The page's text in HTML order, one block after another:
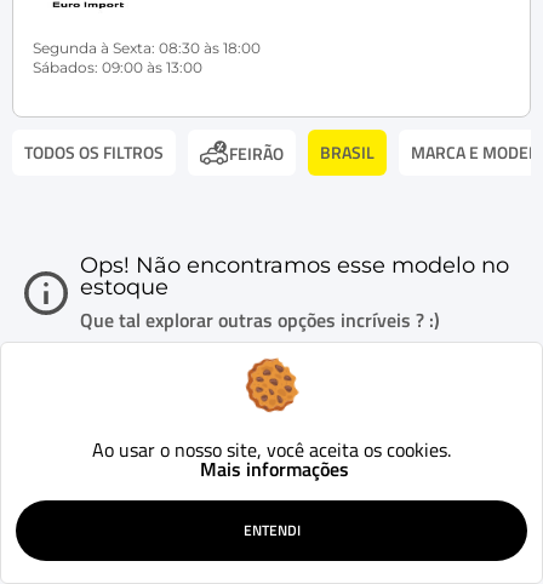
Segunda à Sexta: 08:30 às 18:00
Sábados: 09:00 às 13:00
TODOS OS FILTROS FEIRÃO BRASIL MARCA E
Ops! Não encontramos esse modelo no
estoque
Que tal explorar outras opções incríveis ? :)
Ao usar o nosso site, você aceita os cookies.
Mais informações
ENTENDI